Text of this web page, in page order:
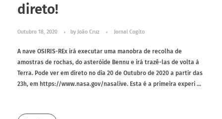
direto!
Outubro 18, 2020 by João Cruz Jornal Cogito
A nave OSIRIS-REx irá executar uma manobra de recolha de
amostras de rochas, do asteróide Bennu e irá trazê-las de volta à
Terra. Pode ver em direto no dia 20 de Outubro de 2020 a partir das
23h, em https://www.nasa.gov/nasalive. Esta é a primeira experi ...